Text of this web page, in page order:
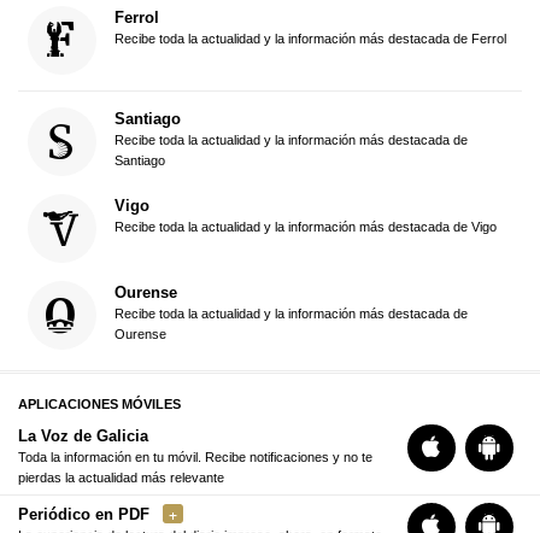
Ferrol
Recibe toda la actualidad y la información más destacada de Ferrol
Santiago
Recibe toda la actualidad y la información más destacada de
Santiago
Vigo
Recibe toda la actualidad y la información más destacada de Vigo
Ourense
Recibe toda la actualidad y la información más destacada de
Ourense
APLICACIONES MÓVILES
La Voz de Galicia
Toda la información en tu móvil. Recibe notificaciones y no te
pierdas la actualidad más relevante
Periódico en PDF